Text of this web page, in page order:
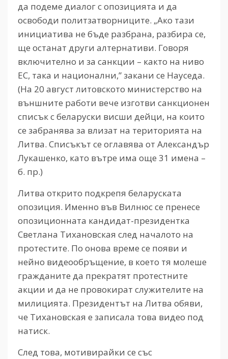
да подеме диалог с опозицията и да
освободи политзатворниците. „Ако тази
инициатива не бъде разбрана, разбира се,
ще останат други алтернативи. Говоря
включително и за санкции – както на ниво
ЕС, така и национални,” закани се Науседа.
(На 20 август литовското министерство на
външните работи вече изготви санкционен
списък с беларуски висши дейци, на които
се забранява за влизат на територията на
Литва. Списъкът се оглавява от Александър
Лукашенко, като вътре има още 31 имена –
б. пр.)
Литва открито подкрепя беларуската
опозиция. Именно във Вилнюс се пренесе
опозиционната кандидат-президентка
Светлана Тихановская след началото на
протестите. По онова време се появи и
нейно видеообръщение, в което тя молеше
гражданите да прекратят протестните
акции и да не провокират служителите на
милицията. Президентът на Литва обяви,
че Тихановская е записала това видео под
натиск.
След това, мотивирайки се със